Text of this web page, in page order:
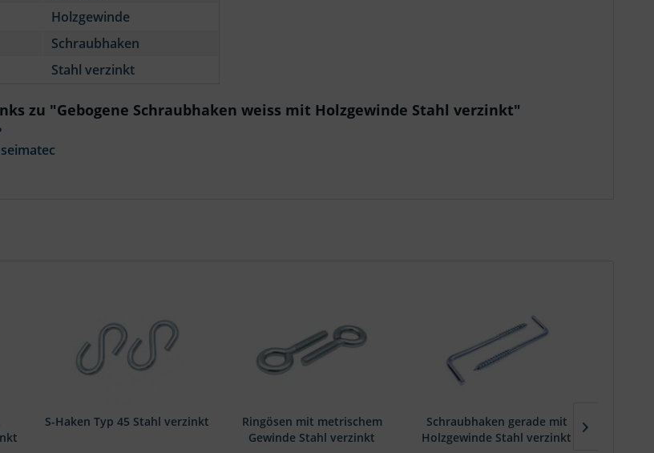
Holzgewinde
Schraubhaken
Stahl verzinkt
zu "Gebogene Schraubhaken weiss mit Holzgewinde Stahl verzinkt"
S-Haken Typ 45 Stahl verzinkt
Ringösen mit metrischem
Gewinde Stahl verzinkt
Schraubhaken gerade mit
Holzgewinde Stahl verzinkt